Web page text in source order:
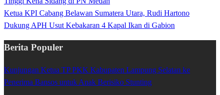
Ketua KPI Cabang Belawan Sumatera Utara, Rudi Hartono
Dukung APH Usut Kebakaran 4 Kapal Ikan di Gabion
Berita Populer
Kunjungan Ketua TP PKK Kabupaten Lampung Selatan ke
Penerima Bansos untuk Anak Berisiko Stunting